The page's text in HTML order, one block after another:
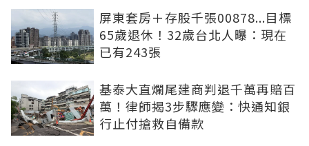
屏東套房＋存股千張00878...目標
65歲退休！32歲台北人曝：現在
已有243張
基泰大直爛尾建商判退千萬再賠百
萬！律師揭3步驟應變：快通知銀
行止付搶救自備款